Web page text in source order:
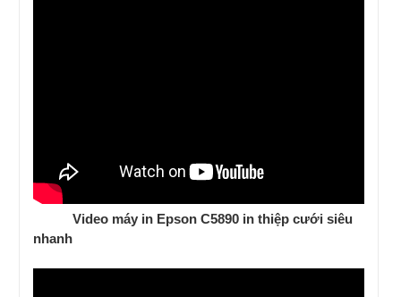
Video máy in Epson C5890 in thiệp cưới siêu
nhanh